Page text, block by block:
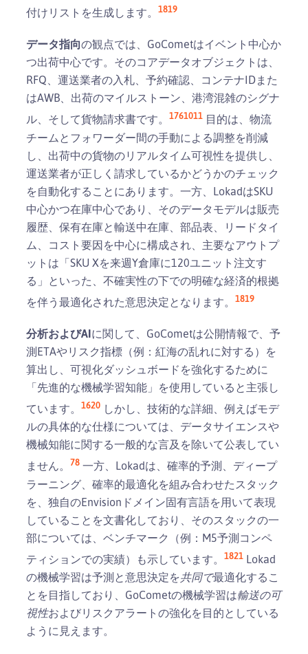
付けリストを生成します。 1819
データ指向の観点では、GoCometはイベント中心か
つ出荷中心です。そのコアデータオブジェクトは、
RFQ、運送業者の入札、予約確認、コンテナIDまた
はAWB、出荷のマイルストーン、港湾混雑のシグナ
ル、そして貨物請求書です。 1761011 目的は、物流
チームとフォワーダー間の手動による調整を削減
し、出荷中の貨物のリアルタイム可視性を提供し、
運送業者が正しく請求しているかどうかのチェック
を自動化することにあります。一方、LokadはSKU
中心かつ在庫中心であり、そのデータモデルは販売
履歴、保有在庫と輸送中在庫、部品表、リードタイ
ム、コスト要因を中心に構成され、主要なアウトプ
ットは「SKU Xを来週Y倉庫に120ユニット注文す
る」といった、不確実性の下での明確な経済的根拠
を伴う最適化された意思決定となります。 1819
分析およびAIに関して、GoCometは公開情報で、予
測ETAやリスク指標（例：紅海の乱れに対する）を
算出し、可視化ダッシュボードを強化するために
「先進的な機械学習知能」を使用していると主張し
ています。 1620 しかし、技術的な詳細、例えばモデ
ルの具体的な仕様については、データサイエンスや
機械知能に関する一般的な言及を除いて公表してい
ません。 78 一方、Lokadは、確率的予測、ディープ
ラーニング、確率的最適化を組み合わせたスタック
を、独自のEnvisionドメイン固有言語を用いて表現
していることを文書化しており、そのスタックの一
部については、ベンチマーク（例：M5予測コンペ
ティションでの実績）も示しています。 1821 Lokad
の機械学習は予測と意思決定を共同で最適化するこ
とを目指しており、GoCometの機械学習は輸送の可
視性およびリスクアラートの強化を目的としている
ように見えます。